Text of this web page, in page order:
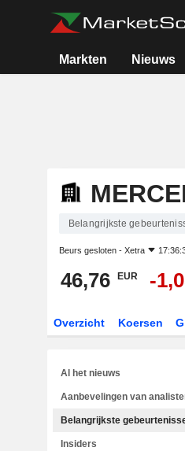
Markten Nieuws
Belangrijkste
Beurs gesloten - Xetra
46,76 EUR -
Overzicht Koersen
Al het nieuws
Aanbevelingen van
Belangrijkste
Insiders